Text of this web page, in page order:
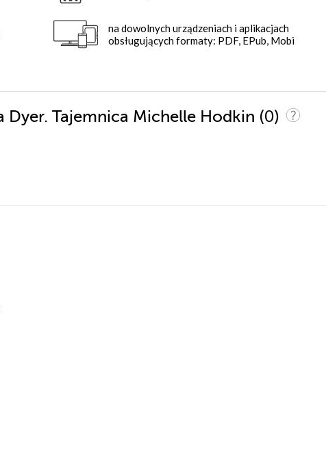
na dowolnych urządzeniach i aplikacjach
obsługujących formaty: PDF, EPub, Mobi
Tajemnica Michelle Hodkin (0)